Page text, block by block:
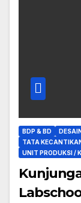
BDP & BD
TATA
UNIT PRODUKSI /